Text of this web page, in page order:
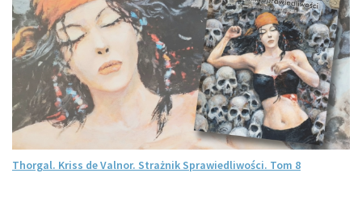
Thorgal. Kriss de Valnor. Strażnik Sprawiedliwości. Tom 8